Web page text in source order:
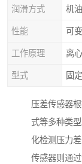
润滑方式 机
性能 可
工作原理 离
型式 固
压差传感器
式等多种类
化检测压力
传感器则通